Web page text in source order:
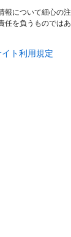
報について細心の
任を負うものでは
ト利用規定